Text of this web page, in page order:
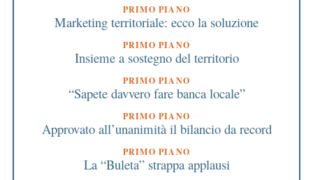
PRIMO PIANO
Marketing territoriale: ecco la soluzione
PRIMO PIANO
Insieme a sostegno del territorio
PRIMO PIANO
“Sapete davvero fare banca locale”
PRIMO PIANO
Approvato all’unanimità il bilancio da record
PRIMO PIANO
La “Buleta” strappa applausi